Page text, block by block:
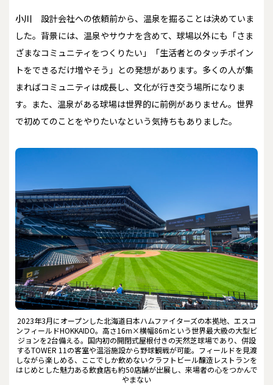
小川
設計会社への依頼前から、温泉を掘ることは決めていま
した。背景には、温泉やサウナを含めて、球場以外にも「さま
ざまなコミュニティをつくりたい」「生活者とのタッチポイン
トをできるだけ増やそう」との発想があります。多くの人が集
まればコミュニティは成長し、文化が行き交う場所になりま
す。また、温泉がある球場は世界的に前例がありません。世界
で初めてのことをやりたいなという気持ちもありました。
2023年3月にオープンした北海道日本ハムファイターズの本拠地、エスコ
ンフィールドHOKKAIDO。高さ16m×横幅86mという世界最大級の大型ビ
ジョンを2台備える。国内初の開閉式屋根付きの天然芝球場であり、併設
するTOWER 11の客室や温浴施設から野球観戦が可能。フィールドを見渡
しながら楽しめる、ここでしか飲めないクラフトビール醸造レストランを
はじめとした魅力ある飲食店も約50店舗が出展し、来場者の心をつかんで
やまない